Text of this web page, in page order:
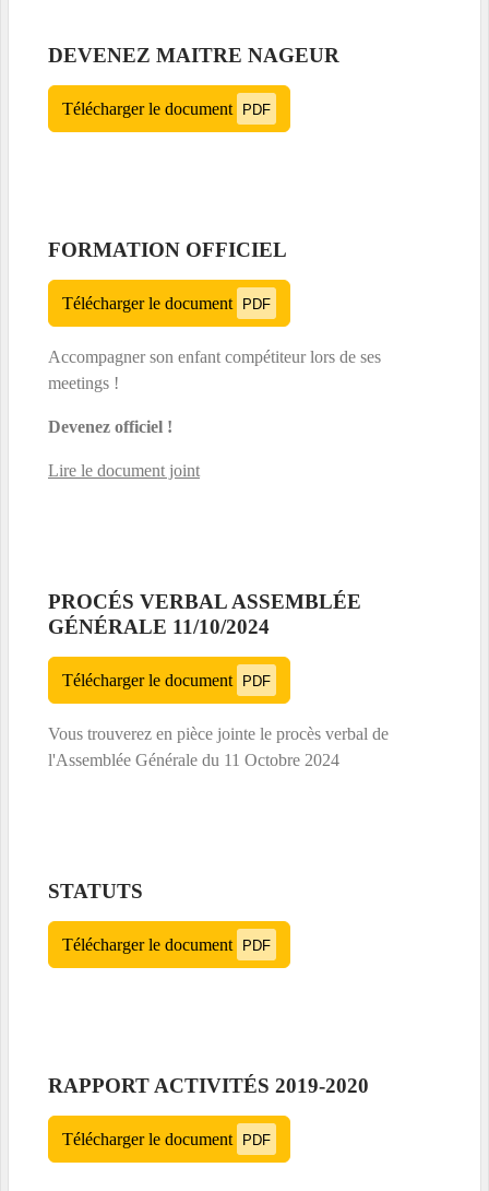
DEVENEZ MAITRE NAGEUR
Télécharger le document PDF
FORMATION OFFICIEL
Télécharger le document PDF
Accompagner son enfant compétiteur lors de ses
meetings !
Devenez officiel !
Lire le document joint
PROCÉS VERBAL ASSEMBLÉE
GÉNÉRALE 11/10/2024
Télécharger le document PDF
Vous trouverez en pièce jointe le procès verbal de
l'Assemblée Générale du 11 Octobre 2024
STATUTS
Télécharger le document PDF
RAPPORT ACTIVITÉS 2019-2020
Télécharger le document PDF